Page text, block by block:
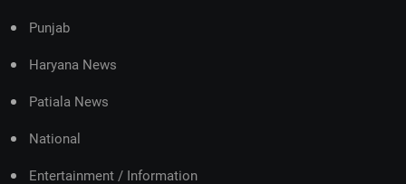
Punjab
Haryana News
Patiala News
National
Entertainment / Information